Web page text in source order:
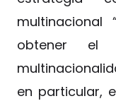
obtener el
en particular,